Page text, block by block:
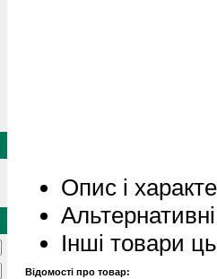
Опис і
Інші товари
Відомості про товар: